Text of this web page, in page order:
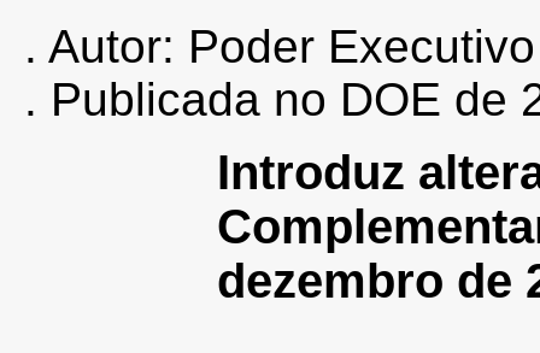
. Autor: Poder Executivo
. Publicada no DOE de
Introduz
dezembro de